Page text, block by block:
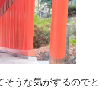
そうな気がするのでと